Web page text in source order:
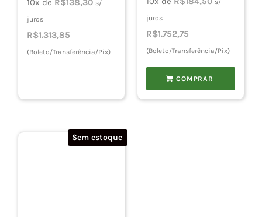
10x de R$138,30 s/
juros
R$1.313,85
(Boleto/Transferência/Pix)
original
era:
R$2.050,00.R$1.845,00.
s/
juros
R$1.752,75
(Boleto/Transferência/Pix)
COMPRAR
Sem estoque